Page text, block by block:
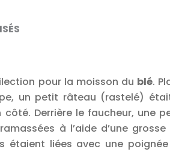
pour la moisson du blé.
un petit râteau (rastelé)
côté. Derrière le faucheur, une
à l’aide d’une
étaient liées avec une